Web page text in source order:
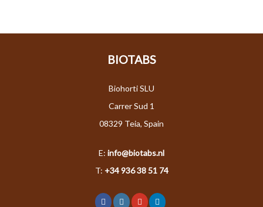
BIOTABS
Biohorti SLU
Carrer Sud 1
08329 Teia, Spain
E: info@biotabs.nl
T: +34 936 38 51 74